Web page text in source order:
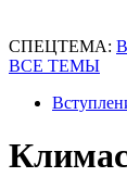
СПЕЦТЕМА:
ВСЕ ТЕМЫ